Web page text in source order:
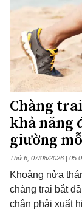
Chàng
khả năng
giường
Thứ 6, 07/08/2026 |
Khoảng nửa
chàng trai bắt
chân phải xuất